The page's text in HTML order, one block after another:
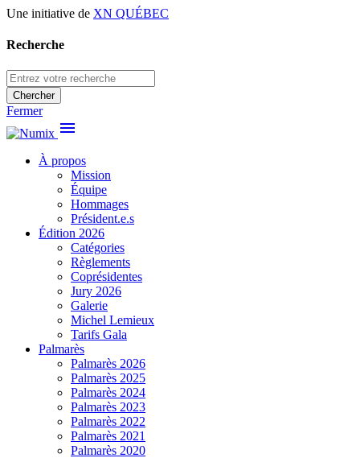
Une initiative de XN QUÉBEC
Recherche
Chercher
Fermer
menu
À propos
Mission
Équipe
Hommages
Président.e.s
Édition 2026
Catégories
Règlements
Coprésidentes
Jury 2026
Galerie
Michel Lemieux
Tarifs Gala
Palmarès
Palmarès 2026
Palmarès 2025
Palmarès 2024
Palmarès 2023
Palmarès 2022
Palmarès 2021
Palmarès 2020